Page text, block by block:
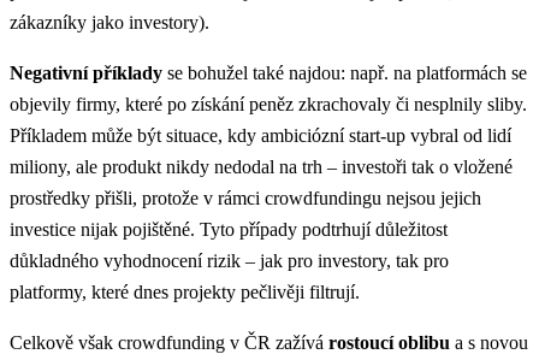
zákazníky jako investory).
Negativní příklady se bohužel také najdou: např. na platformách se
objevily firmy, které po získání peněz zkrachovaly či nesplnily sliby.
Příkladem může být situace, kdy ambiciózní start-up vybral od lidí
miliony, ale produkt nikdy nedodal na trh – investoři tak o vložené
prostředky přišli, protože v rámci crowdfundingu nejsou jejich
investice nijak pojištěné. Tyto případy podtrhují důležitost
důkladného vyhodnocení rizik – jak pro investory, tak pro
platformy, které dnes projekty pečlivěji filtrují.
Celkově však crowdfunding v ČR zažívá rostoucí oblibu a s novou